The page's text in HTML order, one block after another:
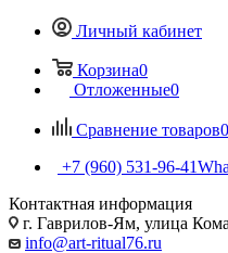
Личный кабинет
Корзина0
Отложенные0
Сравнение товаров0
+7 (960) 531-96-41
Контактная информация
г. Гаврилов-Ям, улица
info@art-ritual76.ru